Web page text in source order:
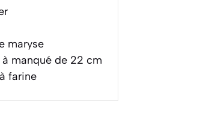
maryse
manqué de 22 cm
farine